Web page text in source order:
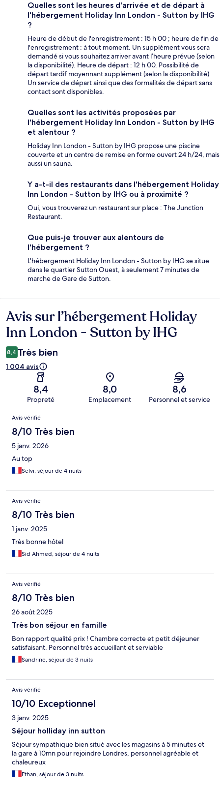
Quelles sont les heures d'arrivée et de départ à
l'hébergement Holiday Inn London - Sutton by IHG
?
Heure de début de l'enregistrement : 15 h 00 ; heure de fin de
l'enregistrement : à tout moment. Un supplément vous sera
demandé si vous souhaitez arriver avant l’heure prévue (selon
la disponibilité). Heure de départ : 12 h 00. Possibilité de
départ tardif moyennant supplément (selon la disponibilité).
Un service de départ ainsi que des formalités de départ sans
contact sont disponibles.
Quelles sont les activités proposées par
l'hébergement Holiday Inn London - Sutton by IHG
et alentour ?
Holiday Inn London - Sutton by IHG propose une piscine
couverte et un centre de remise en forme ouvert 24 h/24, mais
aussi un sauna.
Y a-t-il des restaurants dans l'hébergement Holiday
Inn London - Sutton by IHG ou à proximité ?
Oui, vous trouverez un restaurant sur place : The Junction
Restaurant.
Que puis-je trouver aux alentours de
l'hébergement ?
L'hébergement Holiday Inn London - Sutton by IHG se situe
dans le quartier Sutton Ouest, à seulement 7 minutes de
marche de Gare de Sutton.
Avis
Avis sur l’hébergement Holiday
Inn London - Sutton by IHG
8,4 Très bien
1 004 avis
8,4
Propreté
8,0
Emplacement
8,6
Personnel et service
Avis
Avis vérifié
8/10 Très bien
5 janv. 2026
Au top
Selvi, séjour de 4 nuits
Avis vérifié
8/10 Très bien
1 janv. 2025
Très bonne hôtel
Sid Ahmed, séjour de 4 nuits
Avis vérifié
8/10 Très bien
26 août 2025
Très bon séjour en famille
Bon rapport qualité prix ! Chambre correcte et petit déjeuner
satisfaisant. Personnel très accueillant et serviable
Sandrine, séjour de 3 nuits
Avis vérifié
10/10 Exceptionnel
3 janv. 2025
Séjour holliday inn sutton
Séjour sympathique bien situé avec les magasins à 5 minutes et
la gare à 10mn pour rejoindre Londres, personnel agréable et
chaleureux
Ethan, séjour de 3 nuits